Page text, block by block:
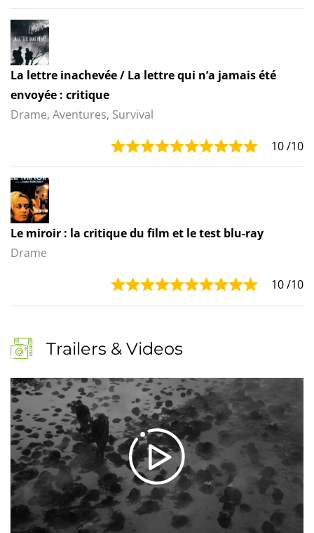
La lettre inachevée / La lettre qui n’a jamais été
envoyée : critique
Drame, Aventures, Survival
10/10
Le miroir : la critique du film et le test blu-ray
Drame
10/10
Trailers & Videos